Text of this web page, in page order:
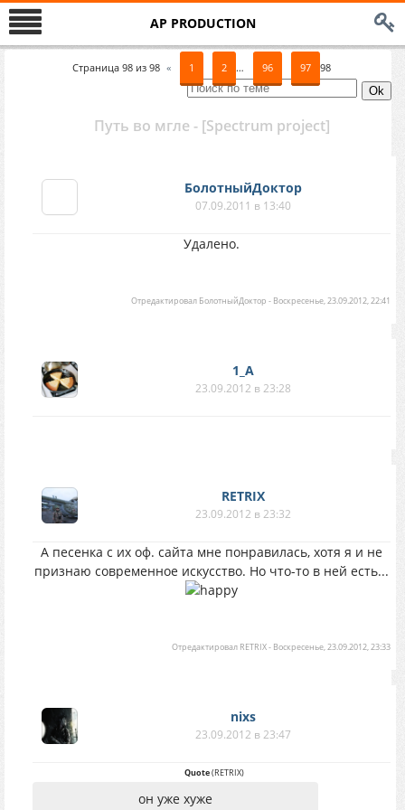
AP PRODUCTION
Страница 98из 98 « 1 2 … 96 97 98
Путь во мгле - [Spectrum project]
БолотныйДоктор
07.09.2011 в 13:40
Удалено.
Отредактировал БолотныйДоктор - Воскресенье, 23.09.2012, 22:41
1_A
23.09.2012 в 23:28
RETRIX
23.09.2012 в 23:32
А песенка с их оф. сайта мне понравилась, хотя я и не
признаю современное искусство. Но что-то в ней есть...
Отредактировал RETRIX- Воскресенье, 23.09.2012, 23:33
nixs
23.09.2012 в 23:47
Quote(RETRIX)
он уже хуже